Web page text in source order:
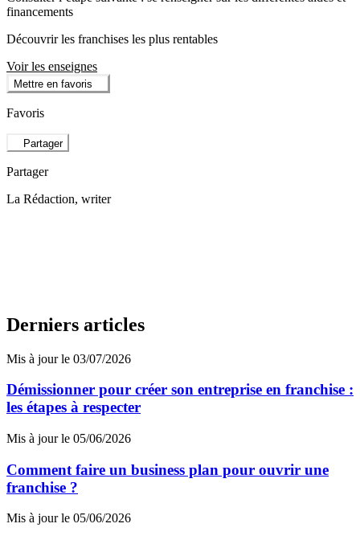
financements
Découvrir les franchises les plus rentables
Voir les enseignes
Mettre en favoris
Favoris
Partager
Partager
La Rédaction, writer
Derniers articles
Mis à jour le 03/07/2026
Démissionner pour créer son entreprise en franchise :
les étapes à respecter
Mis à jour le 05/06/2026
Comment faire un business plan pour ouvrir une
franchise ?
Mis à jour le 05/06/2026